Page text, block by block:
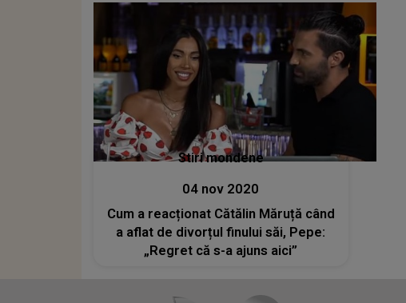
Stiri mondene
04 nov 2020
Cum a reacționat Cătălin Măruță când
a aflat de divorțul finului săi, Pepe:
„Regret că s-a ajuns aici”